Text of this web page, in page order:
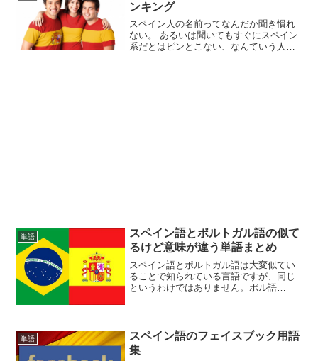
ンキング
スペイン人の名前ってなんだか聞き慣れ
ない。 あるいは聞いてもすぐにスペイン
系だとはピンとこない、なんていう人の
単語
スペイン語とポルトガル語の似て
るけど意味が違う単語まとめ
スペイン語とポルトガル語は大変似てい
ることで知られている言語ですが、同じ
というわけではありません。ポル語
す。また、似ているだけなら...
単語
スペイン語のフェイスブック用語
集